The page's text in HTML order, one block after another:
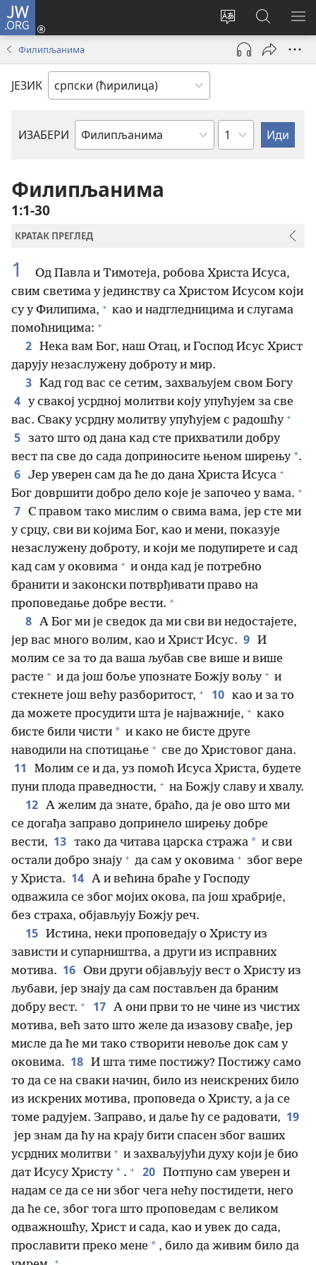
JW.ORG
Промени
језик
сајта
Пријава
(отвара
прозор)
Претрага
сајта
JW.ORG
Филипљанима
ЈЕЗИК
ИЗАБЕРИ
Библијска
Поглавље
Филипљанима
1:1-30
КРАТАК ПРЕГЛЕД
1
Од Павла и Тимотеја, робова Христа Исуса,
свим светима у јединству са Христом Исусом који
су у Филипима, + као и надгледницима и слугама
помоћницима: +
2 Нека вам Бог, наш Отац, и Господ Исус Христ
дарују незаслужену доброту и мир.
3 Кад год вас се сетим, захваљујем свом Богу
4 у свакој усрдној молитви коју упућујем за све
вас. Сваку усрдну молитву упућујем с радошћу +
5 зато што од дана кад сте прихватили добру
вест па све до сада доприносите њеном ширењу *.
6 Јер уверен сам да ће до дана Христа Исуса +
Бог довршити добро дело које је започео у вама. +
7 С правом тако мислим о свима вама, јер сте ми
у срцу, сви ви којима Бог, као и мени, показује
незаслужену доброту, и који ме подупирете и сад
кад сам у оковима + и онда кад је потребно
бранити и законски потврђивати право на
проповедање добре вести. +
8 А Бог ми је сведок да ми сви ви недостајете,
јер вас много волим, као и Христ Исус. 9 И
молим се за то да ваша љубав све више и више
расте + и да још боље упознате Божју вољу + и
стекнете још већу разборитост, + 10 као и за то
да можете просудити шта је најважније, + како
бисте били чисти * и како не бисте друге
наводили на спотицање + све до Христовог дана.
11
Молим се и да, уз помоћ Исуса Христа, будете
пуни плода праведности, + на Божју славу и хвалу.
12 А желим да знате, браћо, да је ово што ми
се догађа заправо допринело ширењу добре
вести, 13 тако да читава царска стража * и сви
остали добро знају + да сам у оковима + због вере
у Христа. 14 А и већина браће у Господу
одважила се због мојих окова, па још храбрије,
без страха, објављују Божју реч.
15 Истина, неки проповедају о Христу из
зависти и супарништва, а други из исправних
мотива. 16 Ови други објављују вест о Христу из
љубави, јер знају да сам постављен да браним
добру вест. + 17 А они први то не чине из чистих
мотива, већ зато што желе да изазову свађе, јер
мисле да ће ми тако створити невоље док сам у
оковима. 18 И шта тиме постижу? Постижу само
то да се на сваки начин, било из неискрених било
из искрених мотива, проповеда о Христу, а ја се
томе радујем. Заправо, и даље ћу се радовати, 19
јер знам да ћу на крају бити спасен због ваших
усрдних молитви + и захваљујући духу који је био
дат Исусу Христу * . + 20 Потпуно сам уверен и
надам се да се ни због чега нећу постидети, него
да ће се, због тога што проповедам с великом
одважношћу, Христ и сада, као и увек до сада,
прославити преко мене * , било да живим било да
+